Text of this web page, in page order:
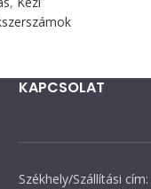
KAPCSOLAT
Székhely/Szállítási